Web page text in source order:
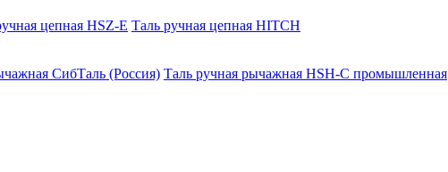
цепная HSZ-E Таль ручная цепная HITCH
СибТаль (Россия) Таль ручная рычажная HSH-C промышленная